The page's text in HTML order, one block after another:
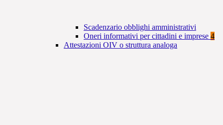
Scadenzario obblighi amministrativi
Oneri informativi per cittadini e imprese 4
Attestazioni OIV o struttura analoga